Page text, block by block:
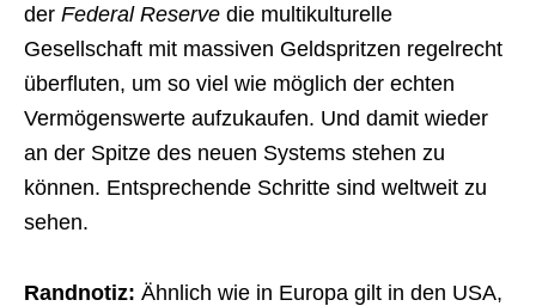
der Federal Reserve die multikulturelle
Gesellschaft mit massiven Geldspritzen regelrecht
überfluten, um so viel wie möglich der echten
Vermögenswerte aufzukaufen. Und damit wieder
an der Spitze des neuen Systems stehen zu
können. Entsprechende Schritte sind weltweit zu
sehen.
Randnotiz: Ähnlich wie in Europa gilt in den USA,